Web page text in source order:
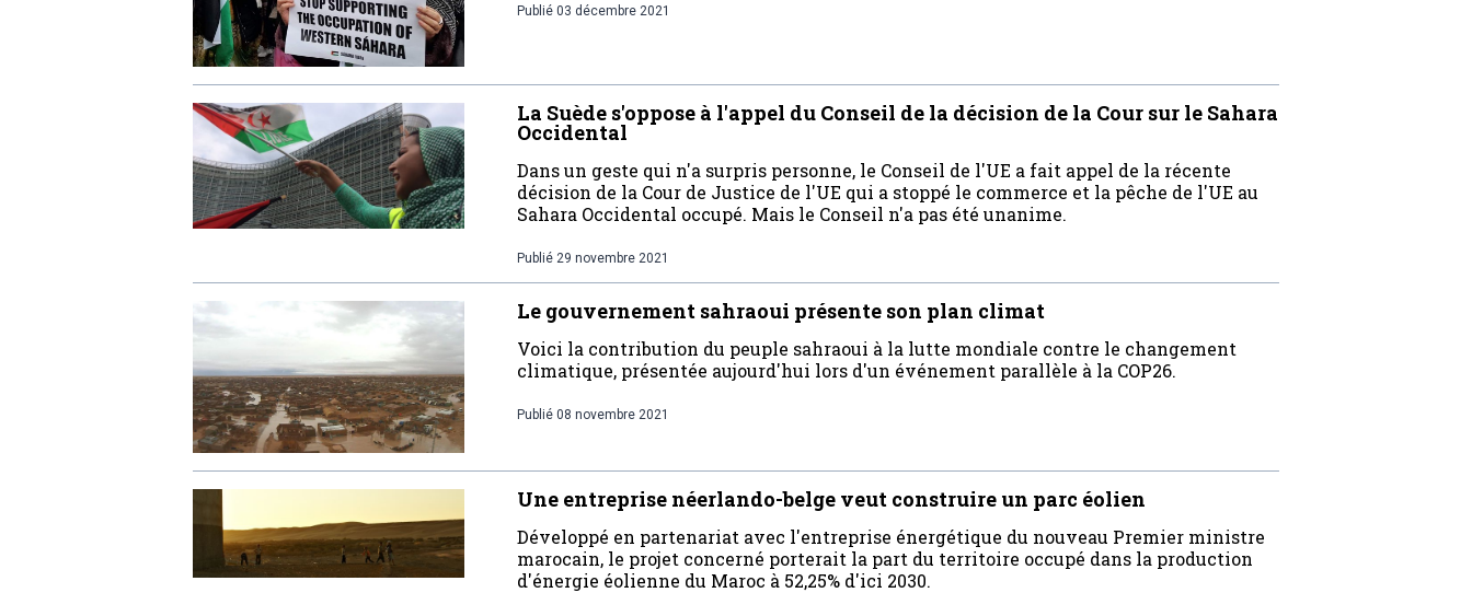
Publié 03 décembre 2021
La Suède s'oppose à l'appel du Conseil de la décision de la Cour sur le Sahara
Occidental
Dans un geste qui n'a surpris personne, le Conseil de l'UE a fait appel de la récente
décision de la Cour de Justice de l'UE qui a stoppé le commerce et la pêche de l'UE au
Sahara Occidental occupé. Mais le Conseil n'a pas été unanime.
Publié 29 novembre 2021
Le gouvernement sahraoui présente son plan climat
Voici la contribution du peuple sahraoui à la lutte mondiale contre le changement
climatique, présentée aujourd'hui lors d'un événement parallèle à la COP26.
Publié 08 novembre 2021
Une entreprise néerlando-belge veut construire un parc éolien
Développé en partenariat avec l'entreprise énergétique du nouveau Premier ministre
marocain, le projet concerné porterait la part du territoire occupé dans la production
d'énergie éolienne du Maroc à 52,25% d'ici 2030.